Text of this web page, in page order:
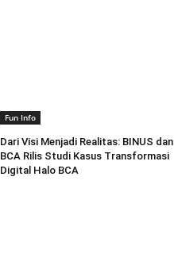
Fun Info
Dari Visi Menjadi Realitas: BINUS dan
BCA Rilis Studi Kasus Transformasi
Digital Halo BCA